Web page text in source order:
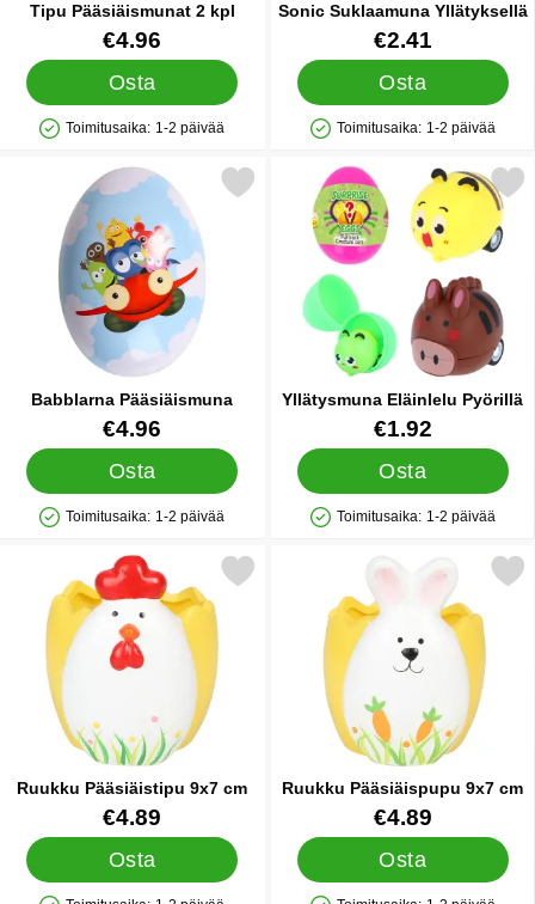
Tipu Pääsiäismunat 2 kpl
Tuote.nro 45150
€4.96
Osta
Saatavuus: Varastossa
Toimitusaika: 1-2 päivää
Sonic Suklaamuna Yllätyksellä
Tuote.nro 86838
€2.41
Osta
Saatavuus: Varastossa
Toimitusaika: 1-2 päivää
Babblarna Pääsiäismuna
Tuote.nro 86927
€4.96
Osta
Saatavuus: Varastossa
Toimitusaika: 1-2 päivää
Merkitse babblarna Pääsiäismuna suosikiksi
Yllätysmuna Eläinlelu Pyörillä
Tuote.nro 86945
€1.92
Osta
Saatavuus: Varastossa
Toimitusaika: 1-2 päivää
Merkitse yllätysmuna
Ruukku Pääsiäistipu 9x7 cm
Tuote.nro 90259
€4.89
Osta
Merkitse ruukku Pääsiäistipu 9x7 cm suosikiksi
Ruukku Pääsiäispupu 9x7 cm
Tuote.nro 90260
€4.89
Osta
Merkitse ruukku